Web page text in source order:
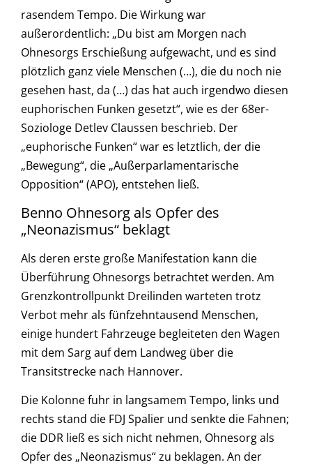
rasendem Tempo. Die Wirkung war
außerordentlich: „Du bist am Morgen nach
Ohnesorgs Erschießung aufgewacht, und es sind
plötzlich ganz viele Menschen (…), die du noch nie
gesehen hast, da (…) das hat auch irgendwo diesen
euphorischen Funken gesetzt“, wie es der 68er-
Soziologe Detlev Claussen beschrieb. Der
„euphorische Funken“ war es letztlich, der die
„Bewegung“, die „Außerparlamentarische
Opposition“ (APO), entstehen ließ.
Benno Ohnesorg als Opfer des
„Neonazismus“ beklagt
Als deren erste große Manifestation kann die
Überführung Ohnesorgs betrachtet werden. Am
Grenzkontrollpunkt Dreilinden warteten trotz
Verbot mehr als fünfzehntausend Menschen,
einige hundert Fahrzeuge begleiteten den Wagen
mit dem Sarg auf dem Landweg über die
Transitstrecke nach Hannover.
Die Kolonne fuhr in langsamem Tempo, links und
rechts stand die FDJ Spalier und senkte die Fahnen;
die DDR ließ es sich nicht nehmen, Ohnesorg als
Opfer des „Neonazismus“ zu beklagen. An der